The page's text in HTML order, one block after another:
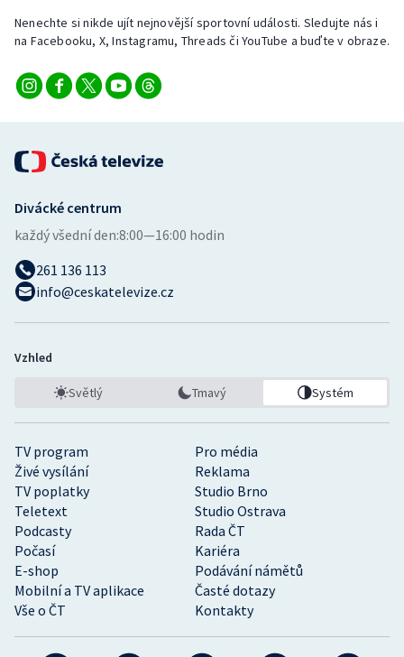
Nenechte si nikde ujít nejnovější sportovní události. Sledujte nás i
na Facebooku, X, Instagramu, Threads či YouTube a buďte v obraze.
TV program
Pro média
Živé vysílání
Reklama
TV poplatky
Studio Brno
Teletext
Studio Ostrava
Podcasty
Rada ČT
Počasí
Kariéra
E-shop
Podávání námětů
Mobilní a TV aplikace
Časté dotazy
Vše o ČT
Kontakty
Divácké centrum
každý všední den:8:00—16:00 hodin
261 136 113
info@ceskatelevize.cz
Vzhled
Světlý Tmavý Systém